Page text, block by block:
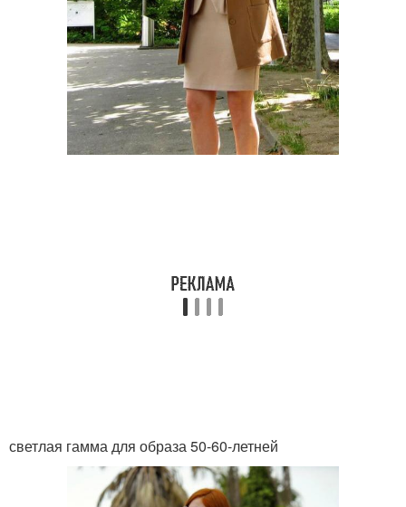
светлая гамма для образа 50-60-летней